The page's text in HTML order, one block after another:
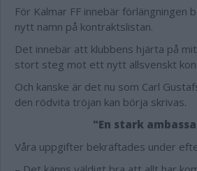
För Kalmar FF innebär förlängningen
nytt namn på kontraktslistan.
Det innebär att klubbens hjärta på
stort steg mot ett nytt allsvenskt
Och kanske är det nu som Carl
den rödvita tröjan kan börja skrivas.
"En stark
Våra uppgifter bekräftades under